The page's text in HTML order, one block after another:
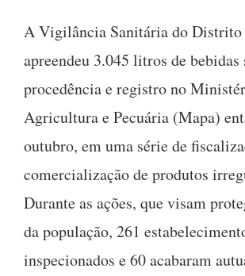
A Vigilância Sanitária do Distrito
apreendeu 3.045 litros de bebidas
procedência e registro no
Agricultura e Pecuária (Mapa)
outubro, em uma série de
comercialização de produtos
Durante as ações, que visam
da população, 261
inspecionados e 60 acabaram